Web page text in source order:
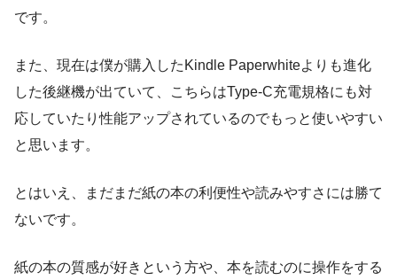
です。
また、現在は僕が購入したKindle Paperwhiteよりも進化
した後継機が出ていて、こちらはType-C充電規格にも対
応していたり性能アップされているのでもっと使いやすい
と思います。
とはいえ、まだまだ紙の本の利便性や読みやすさには勝て
ないです。
紙の本の質感が好きという方や、本を読むのに操作をする